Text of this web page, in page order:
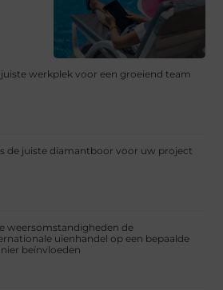
juiste werkplek voor een groeiend team
de juiste diamantboor voor uw project
weersomstandigheden de
uienhandel op een bepaalde
beïnvloeden